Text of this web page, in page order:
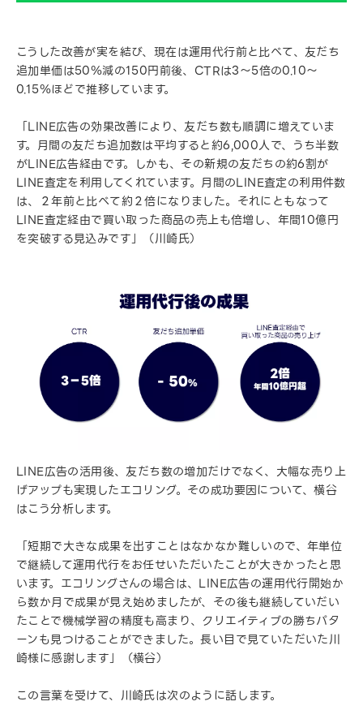
こうした改善が実を結び、現在は運用代行前と比べて、友だち
追加単価は50％減の150円前後、CTRは3～5倍の0.10～
0.15％ほどで推移しています。
「LINE広告の効果改善により、友だち数も順調に増えていま
す。月間の友だち追加数は平均すると約6,000人で、うち半数
がLINE広告経由です。しかも、その新規の友だちの約6割が
LINE査定を利用してくれています。月間のLINE査定の利用件数
は、２年前と比べて約２倍になりました。それにともなって
LINE査定経由で買い取った商品の売上も倍増し、年間10億円
を突破する見込みです」（川崎氏）
LINE広告の活用後、友だち数の増加だけでなく、大幅な売り上
げアップも実現したエコリング。その成功要因について、横谷
はこう分析します。
「短期で大きな成果を出すことはなかなか難しいので、年単位
で継続して運用代行をお任せいただいたことが大きかったと思
います。エコリングさんの場合は、LINE広告の運用代行開始か
ら数か月で成果が見え始めましたが、その後も継続していだい
たことで機械学習の精度も高まり、クリエイティブの勝ちパタ
ーンも見つけることができました。長い目で見ていただいた川
崎様に感謝します」（横谷）
この言葉を受けて、川崎氏は次のように話します。